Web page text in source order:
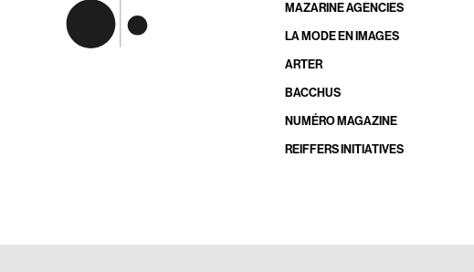
MAZARINE AGENCIES
LA MODE EN IMAGES
ARTER
BACCHUS
NUMÉRO MAGAZINE
REIFFERS INITIATIVES